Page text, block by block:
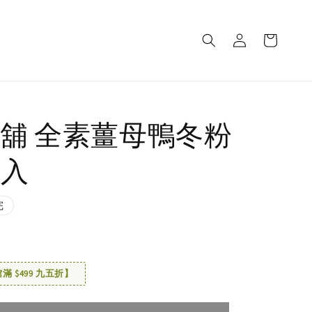
全素薑母鴨冬粉
$499 九五折】